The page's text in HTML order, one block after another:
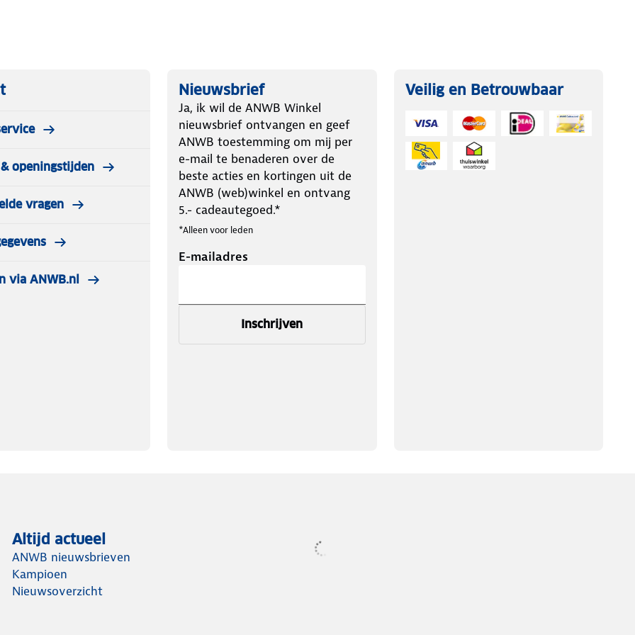
veiligheid.
openingstijden
vragen
via ANWB.nl
Nieuwsbrief
Ja, ik wil de ANWB Winkel
nieuwsbrief ontvangen en geef
ANWB toestemming om mij per
e-mail te benaderen over de
beste acties en kortingen uit de
ANWB (web)winkel en ontvang
5.- cadeautegoed.*
*Alleen voor leden
E-mailadres
Inschrijven
Veilig en Betrouwbaar
Altijd actueel
ANWB nieuwsbrieven
Kampioen
Nieuwsoverzicht